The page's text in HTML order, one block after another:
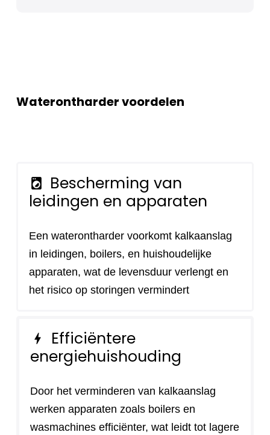
Waterontharder voordelen
local_laundry_service
Bescherming van
leidingen en apparaten
Een waterontharder voorkomt kalkaanslag
in leidingen, boilers, en huishoudelijke
apparaten, wat de levensduur verlengt en
het risico op storingen vermindert
bolt
Efficiëntere
energiehuishouding
Door het verminderen van kalkaanslag
werken apparaten zoals boilers en
wasmachines efficiënter, wat leidt tot lagere